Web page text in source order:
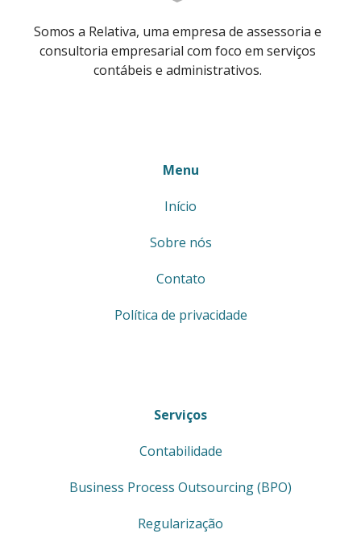
Somos a Relativa, uma empresa de assessoria e
consultoria empresarial com foco em serviços
contábeis e administrativos.
Menu
Início
Sobre nós
Contato
Política de privacidade
Serviços
Contabilidade
Business Process Outsourcing (BPO)
Regularização